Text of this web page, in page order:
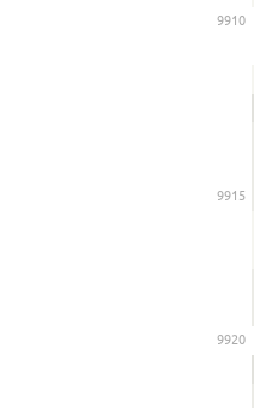
9910
9915
9920